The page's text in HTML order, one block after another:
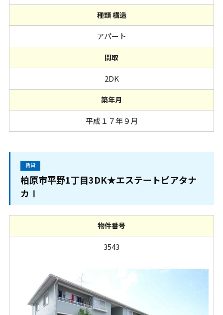
種類 構造
アパート
間取
2DK
築年月
平成１７年９月
賃貸
柏原市平野1丁目3DK★エステートピアタナ
カⅠ
物件番号
3543